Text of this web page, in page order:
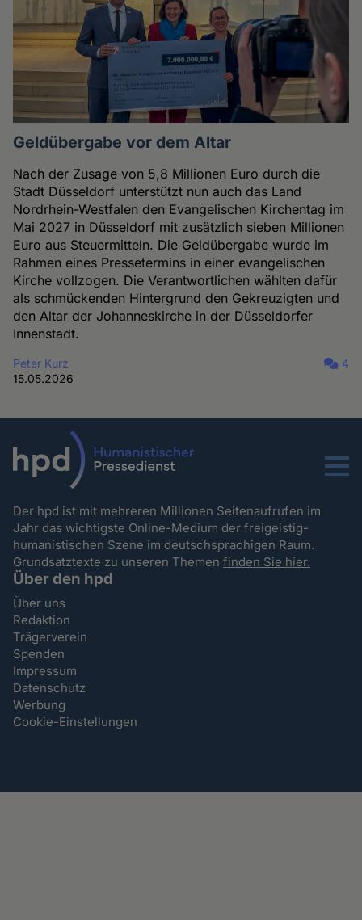
Geldübergabe vor dem Altar
Nach der Zusage von 5,8 Millionen Euro durch die
Stadt Düsseldorf unterstützt nun auch das Land
Nordrhein-Westfalen den Evangelischen Kirchentag im
Mai 2027 in Düsseldorf mit zusätzlich sieben Millionen
Euro aus Steuermitteln. Die Geldübergabe wurde im
Rahmen eines Pressetermins in einer evangelischen
Kirche vollzogen. Die Verantwortlichen wählten dafür
als schmückenden Hintergrund den Gekreuzigten und
den Altar der Johanneskirche in der Düsseldorfer
Innenstadt.
Peter Kurz
15.05.2026
4
Menu
Der hpd ist mit mehreren Millionen Seitenaufrufen im
Jahr das wichtigste Online-Medium der freigeistig-
humanistischen Szene im deutschsprachigen Raum.
Grundsatztexte zu unseren Themenfinden Sie hier.
Über den hpd
Über uns
Redaktion
Trägerverein
Spenden
Impressum
Datenschutz
Werbung
Cookie-Einstellungen